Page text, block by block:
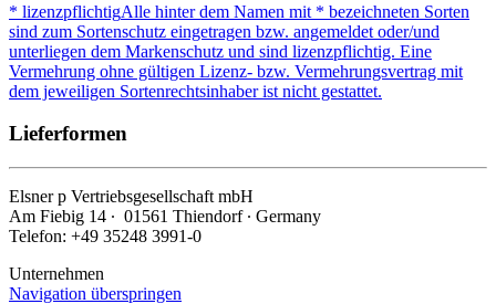
* lizenzpflichtigAlle hinter dem Namen mit * bezeichneten Sorten
sind zum Sortenschutz eingetragen bzw. angemeldet oder/und
unterliegen dem Markenschutz und sind lizenzpflichtig. Eine
Vermehrung ohne gültigen Lizenz- bzw. Vermehrungsvertrag mit
dem jeweiligen Sortenrechtsinhaber ist nicht gestattet.
Lieferformen
Elsnerp Vertriebsgesellschaft mbH
Am Fiebig 14 ∙ 01561 Thiendorf ∙ Germany
Telefon: +49 35248 3991-0
Unternehmen
Navigation überspringen